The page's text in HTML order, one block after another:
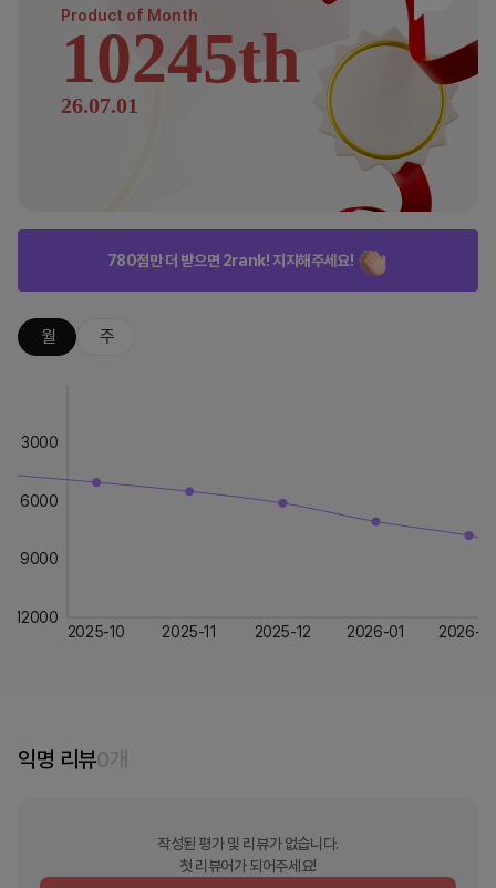
Product of Month
10245th
26.07.01
780점만 더 받으면 2rank! 지지해주세요!
월 주
2025-10 2025-11 2025-12 2026-01 2026-
3000
6000
9000
12000
익명 리뷰0개
작성된 평가 및 리뷰가 없습니다.
첫 리뷰어가 되어주세요!